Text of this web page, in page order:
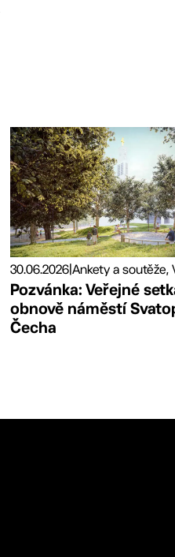
30.06.2026|
Pozvánka: Veřejné
obnově náměstí
Čecha